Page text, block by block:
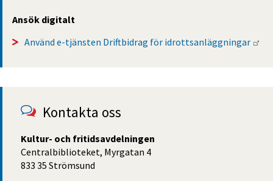
Ansök digitalt
Använd e-tjänsten Driftbidrag för idrottsanläggningar
Kontakta oss
Kultur- och fritidsavdelningen
Centralbiblioteket, Myrgatan 4
833 35 Strömsund